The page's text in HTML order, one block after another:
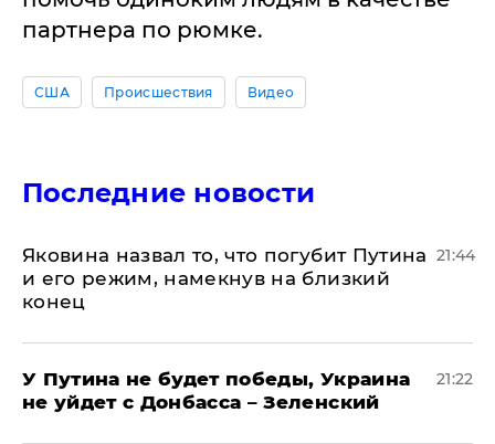
партнера по рюмке.
США Происшествия Видео
Последние новости
Яковина назвал то, что погубит Путина
и его режим, намекнув на близкий
конец
21:44
У Путина не будет победы, Украина
не уйдет с Донбасса – Зеленский
21:22